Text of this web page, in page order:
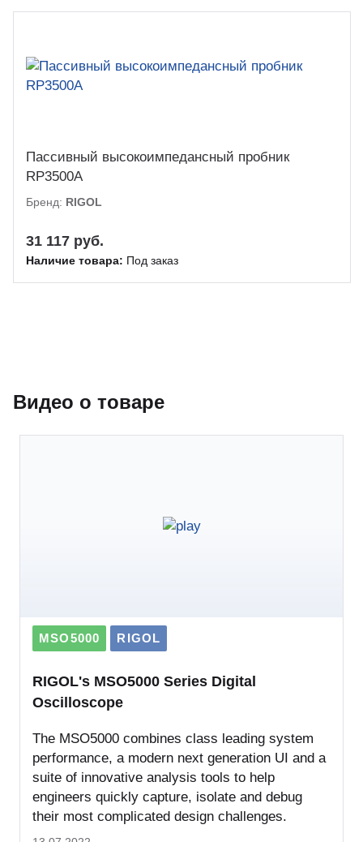
Пассивный высокоимпедансный пробник
RP3500A
Бренд: RIGOL
31 117 руб.
Наличие товара: Под заказ
Видео о товаре
MSO5000 RIGOL
RIGOL's MSO5000 Series Digital
Oscilloscope
The MSO5000 combines class leading system
performance, a modern next generation UI and a
suite of innovative analysis tools to help
engineers quickly capture, isolate and debug
their most complicated design challenges.